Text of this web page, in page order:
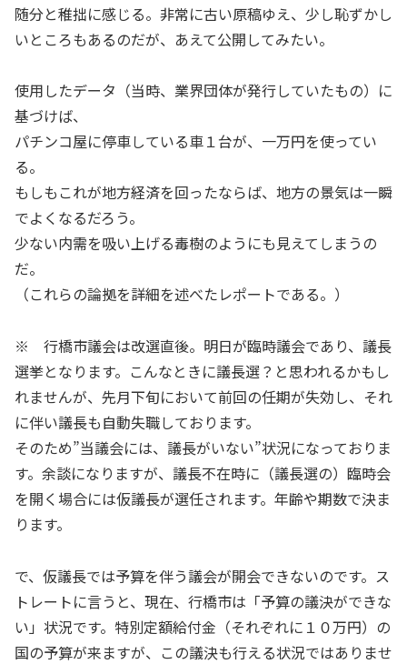
随分と稚拙に感じる。非常に古い原稿ゆえ、少し恥ずかし
いところもあるのだが、あえて公開してみたい。
使用したデータ（当時、業界団体が発行していたもの）に
基づけば、
パチンコ屋に停車している車１台が、一万円を使ってい
る。
もしもこれが地方経済を回ったならば、地方の景気は一瞬
でよくなるだろう。
少ない内需を吸い上げる毒樹のようにも見えてしまうの
だ。
（これらの論拠を詳細を述べたレポートである。）
※ 行橋市議会は改選直後。明日が臨時議会であり、議長
選挙となります。こんなときに議長選？と思われるかもし
れませんが、先月下旬において前回の任期が失効し、それ
に伴い議長も自動失職しております。
そのため”当議会には、議長がいない”状況になっておりま
す。余談になりますが、議長不在時に（議長選の）臨時会
を開く場合には仮議長が選任されます。年齢や期数で決ま
ります。
で、仮議長では予算を伴う議会が開会できないのです。ス
トレートに言うと、現在、行橋市は「予算の議決ができな
い」状況です。特別定額給付金（それぞれに１０万円）の
国の予算が来ますが、この議決も行える状況ではありませ